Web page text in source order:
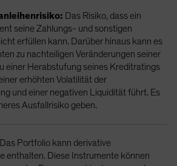
Das Risiko, dass ein
seine Zahlungs- und sonstigen
erfüllen kann. Darüber hinaus kann es
zu nachteiligen Veränderungen seiner
einer Herabstufung seines Kreditratings
erhöhten Volatilität der
und einer negativen Liquidität führt. Es
Ausfallrisiko geben.
Das Portfolio kann derivative
enthalten. Diese Instrumente können